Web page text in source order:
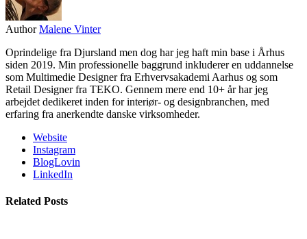
Author Malene Vinter
Oprindelige fra Djursland men dog har jeg haft min base i Århus
siden 2019. Min professionelle baggrund inkluderer en uddannelse
som Multimedie Designer fra Erhvervsakademi Aarhus og som
Retail Designer fra TEKO. Gennem mere end 10+ år har jeg
arbejdet dedikeret inden for interiør- og designbranchen, med
erfaring fra anerkendte danske virksomheder.
Website
Instagram
BlogLovin
LinkedIn
Related Posts